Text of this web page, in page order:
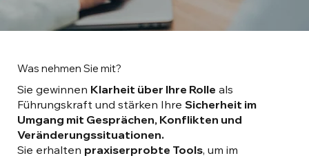
Was nehmen Sie mit?
Sie gewinnen Klarheit über Ihre Rolle als
Führungskraft und stärken IhreSicherheit im
Umgang mit Gesprächen, Konflikten und
Veränderungssituationen.
Sie erhalten praxiserprobte Tools, um im